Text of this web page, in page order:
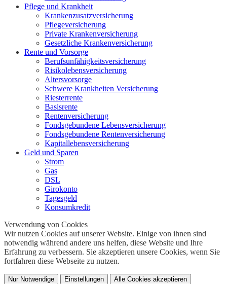
Pflege und Krankheit
Krankenzusatzversicherung
Pflegeversicherung
Private Krankenversicherung
Gesetzliche Krankenversicherung
Rente und Vorsorge
Berufs­unfähigkeitsversicherung
Risikolebensversicherung
Altersvorsorge
Schwere Krankheiten Versicherung
Riesterrente
Basisrente
Rentenversicherung
Fondsgebundene Lebensversicherung
Fondsgebundene Rentenversicherung
Kapitallebensversicherung
Geld und Sparen
Strom
Gas
DSL
Girokonto
Tagesgeld
Konsumkredit
Verwendung von Cookies
Wir nutzen Cookies auf unserer Website. Einige von ihnen sind
notwendig während andere uns helfen, diese Website und Ihre
Erfahrung zu verbessern. Sie akzeptieren unsere Cookies, wenn Sie
fortfahren diese Webseite zu nutzen.
Nur Notwendige Einstellungen Alle Cookies akzeptieren